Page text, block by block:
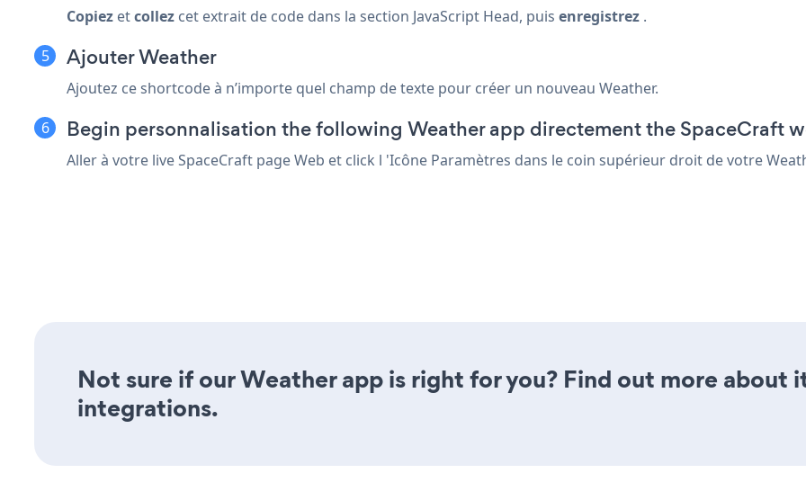
Copiez etcollez cet extrait de code dans la section JavaScript Head, puis enregistrez .
Ajouter Weather
Ajoutez ce shortcode à n’importe quel champ de texte pour créer un nouveau Weather.
Begin personnalisation the following Weather app directement the SpaceCraft
Aller à votre live SpaceCraft page Web et click l 'Icône Paramètres dans le coin supérieur droit de votre
Not sure if our Weather app is right for you? Find out more about
integrations.